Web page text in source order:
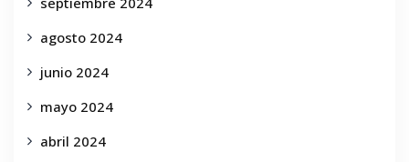
agosto 2024
junio 2024
mayo 2024
abril 2024